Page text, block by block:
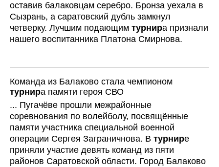
оставив балаковцам серебро. Бронза уехала в
Сызрань, а саратовский дубль замкнул
четверку. Лучшим подающим турнира признали
нашего воспитанника Платона Смирнова.
Команда из Балаково стала чемпионом
турнира памяти героя СВО
... Пугачёве прошли межрайонные
соревнования по волейболу, посвящённые
памяти участника специальной военной
операции Сергея Заграничнова. В турнире
приняли участие девять команд из пяти
районов Саратовской области. Город Балаково